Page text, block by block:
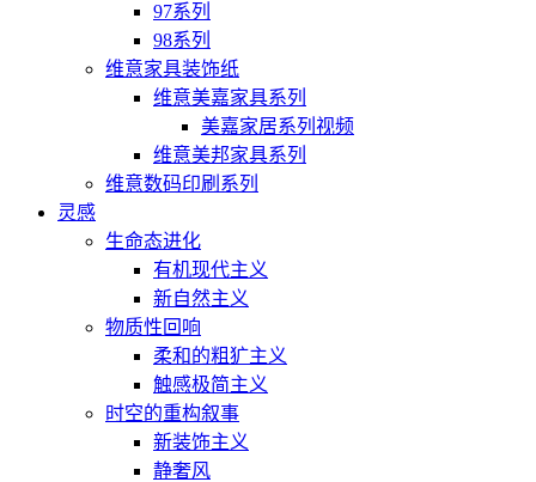
97系列
98系列
维意家具装饰纸
维意美嘉家具系列
美嘉家居系列视频
维意美邦家具系列
维意数码印刷系列
灵感
生命态进化
有机现代主义
新自然主义
物质性回响
柔和的粗犷主义
触感极简主义
时空的重构叙事
新装饰主义
静奢风